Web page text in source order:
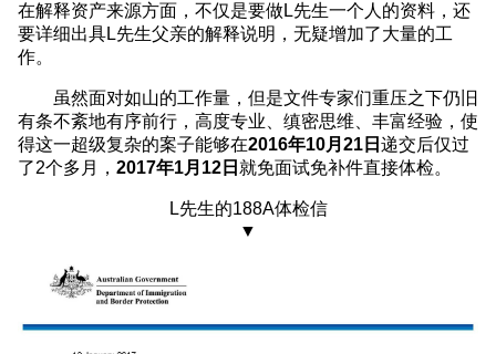
在解释资产来源方面，不仅是要做L先生一个人的资料，还
要详细出具L先生父亲的解释说明，无疑增加了大量的工
作。
虽然面对如山的工作量，但是文件专家们重压之下仍旧
有条不紊地有序前行，高度专业、缜密思维、丰富经验，使
得这一超级复杂的案子能够在2016年10月21日 递交后仅过
了2个多月， 2017年1月12日 就免面试免补件直接体检。
L先生的188A体检信
▼